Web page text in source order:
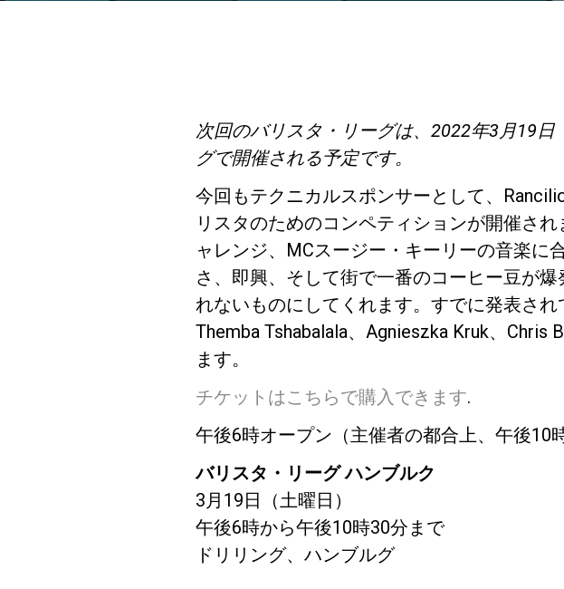
次回のバリスタ・リーグは、2022年3月19
グで開催される予定です。
今回もテクニカルスポンサーとして、
リスタのためのコンペティションが開催さ
ャレンジ、MCスージー・キーリーの音楽に
さ、即興、そして街で一番のコーヒー豆が
れないものにしてくれます。すでに発表され
Themba Tshabalala、Agnieszka Kruk、
ます。
チケットはこちらで購入できます.
午後6時オープン（主催者の都合上、午後10
バリスタ・リーグ ハンブルク
3月19日（土曜日）
午後6時から午後10時30分まで
ドリリング、ハンブルグ
プライバシーポ